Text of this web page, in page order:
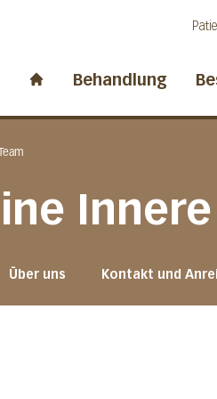
Behandlung
Team
Über uns Kontakt und